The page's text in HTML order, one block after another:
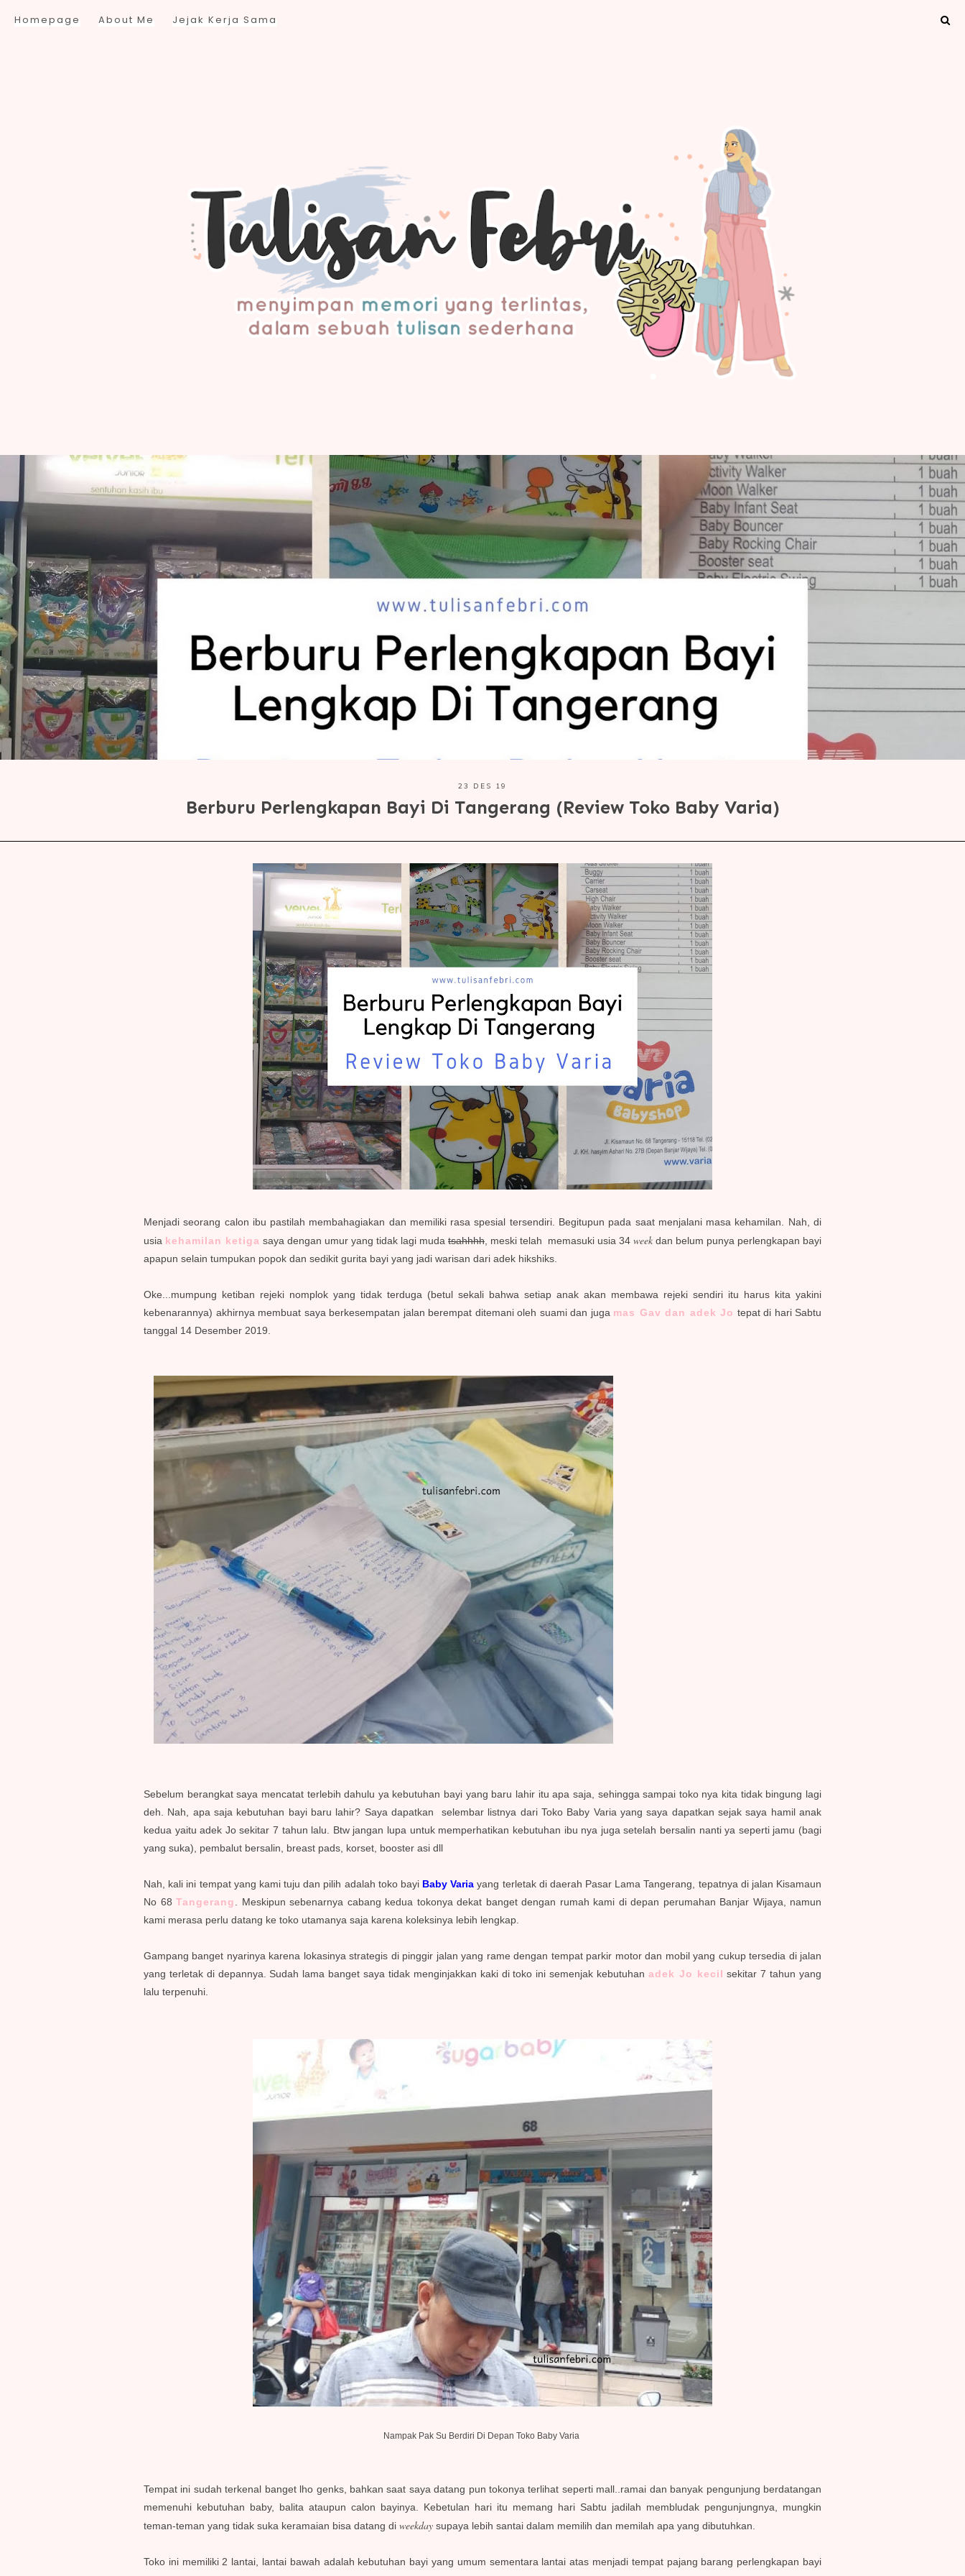
Homepage About Me Jejak Kerja Sama
23 DES 19
Berburu Perlengkapan Bayi Di Tangerang (Review Toko Baby Varia)
Menjadi seorang calon ibu pastilah membahagiakan dan memiliki rasa spesial tersendiri. Begitupun pada saat menjalani masa kehamilan. Nah, di
usia kehamilan ketiga saya dengan umur yang tidak lagi muda tsahhhh , meski telah memasuki usia 34 week dan belum punya perlengkapan bayi
apapun selain tumpukan popok dan sedikit gurita bayi yang jadi warisan dari adek hikshiks.
Oke...mumpung ketiban rejeki nomplok yang tidak terduga (betul sekali bahwa setiap anak akan membawa rejeki sendiri itu harus kita yakini
kebenarannya) akhirnya membuat saya berkesempatan jalan berempat ditemani oleh suami dan juga mas Gav dan adek Jo tepat di hari Sabtu
tanggal 14 Desember 2019.
Sebelum berangkat saya mencatat terlebih dahulu ya kebutuhan bayi yang baru lahir itu apa saja, sehingga sampai toko nya kita tidak bingung lagi
deh. Nah, apa saja kebutuhan bayi baru lahir? Saya dapatkan selembar listnya dari Toko Baby Varia yang saya dapatkan sejak saya hamil anak
kedua yaitu adek Jo sekitar 7 tahun lalu. Btw jangan lupa untuk memperhatikan kebutuhan ibu nya juga setelah bersalin nanti ya seperti jamu (bagi
yang suka), pembalut bersalin, breast pads, korset, booster asi dll
Nah, kali ini tempat yang kami tuju dan pilih adalah toko bayi Baby Varia yang terletak di daerah Pasar Lama Tangerang, tepatnya di jalan Kisamaun
No 68 Tangerang
. Meskipun sebenarnya cabang kedua tokonya dekat banget dengan rumah kami di depan perumahan Banjar Wijaya, namun
kami merasa perlu datang ke toko utamanya saja karena koleksinya lebih lengkap.
Gampang banget nyarinya karena lokasinya strategis di pinggir jalan yang rame dengan tempat parkir motor dan mobil yang cukup tersedia di jalan
yang terletak di depannya. Sudah lama banget saya tidak menginjakkan kaki di toko ini semenjak kebutuhan adek Jo kecil sekitar 7 tahun yang
lalu terpenuhi.
Nampak Pak Su Berdiri Di Depan Toko Baby Varia
Tempat ini sudah terkenal banget lho genks, bahkan saat saya datang pun tokonya terlihat seperti mall..ramai dan banyak pengunjung berdatangan
memenuhi kebutuhan baby, balita ataupun calon bayinya. Kebetulan hari itu memang hari Sabtu jadilah membludak pengunjungnya, mungkin
teman-teman yang tidak suka keramaian bisa datang di weekday supaya lebih santai dalam memilih dan memilah apa yang dibutuhkan.
Toko ini memiliki 2 lantai, lantai bawah adalah kebutuhan bayi yang umum sementara lantai atas menjadi tempat pajang barang perlengkapan bayi